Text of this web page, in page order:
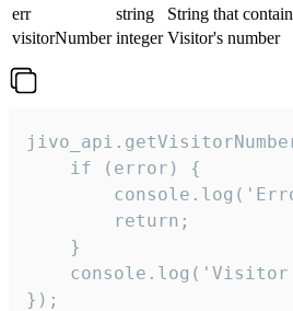
err
string
String that
visitorNumber integer Visitor's number
    if (error) {
        return;
    }
});